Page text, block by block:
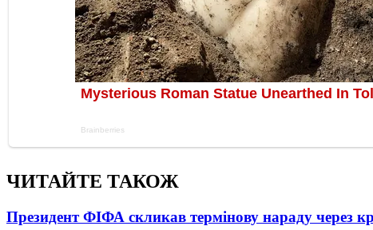
ЧИТАЙТЕ ТАКОЖ
Президент ФІФА скликав термінову нараду через